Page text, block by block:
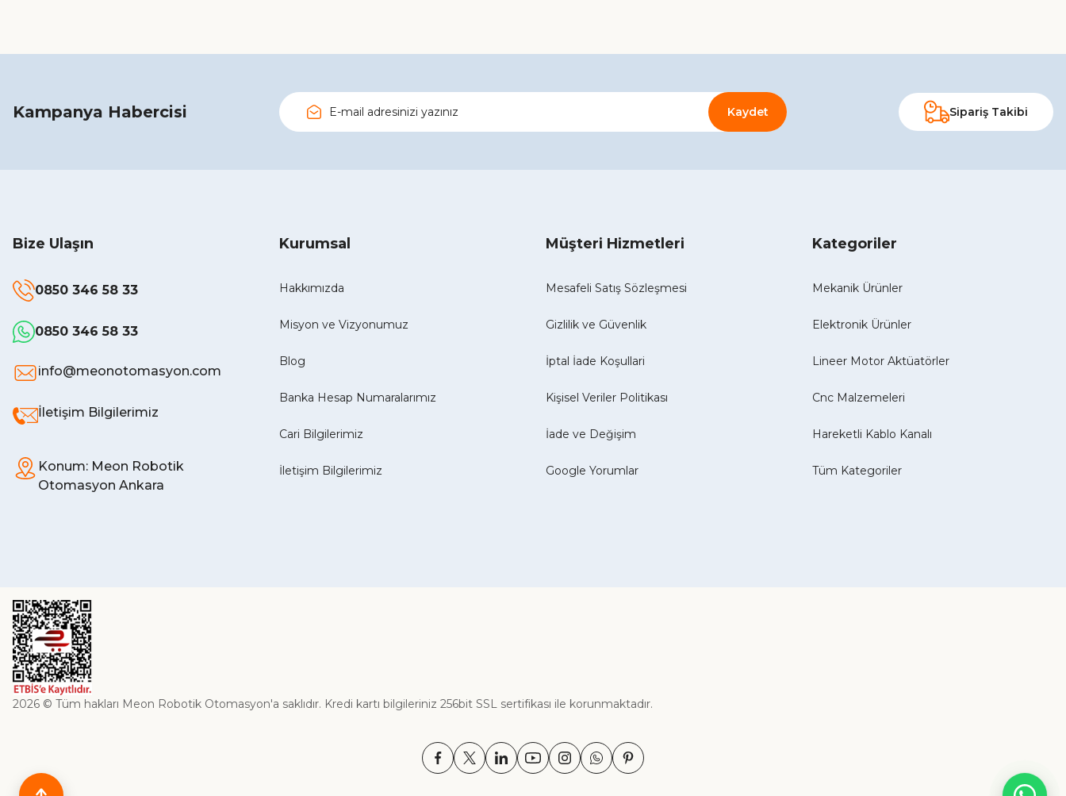
Kampanya Habercisi Kaydet Sipariş Takibi
Bize Ulaşın
0850 346 58 33
0850 346 58 33
info@meonotomasyon.com
İletişim Bilgilerimiz
Konum: Meon Robotik
Otomasyon Ankara
Kurumsal
Hakkımızda
Misyon ve Vizyonumuz
Blog
Banka Hesap Numaralarımız
Cari Bilgilerimiz
İletişim Bilgilerimiz
Müşteri Hizmetleri
Mesafeli Satış Sözleşmesi
Gizlilik ve Güvenlik
İptal İade Koşullari
Kişisel Veriler Politikası
İade ve Değişim
Google Yorumlar
Kategoriler
Mekanik Ürünler
Elektronik Ürünler
Lineer Motor Aktüatörler
Cnc Malzemeleri
Hareketli Kablo Kanalı
Tüm Kategoriler
2026 © Tüm hakları Meon Robotik Otomasyon'a saklıdır. Kredi kartı bilgileriniz 256bit SSL sertifikası ile korunmaktadır.